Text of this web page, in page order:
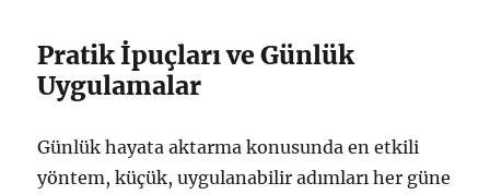
Pratik İpuçları ve Günlük
Uygulamalar
Günlük hayata aktarma konusunda en etkili
yöntem, küçük, uygulanabilir adımları her güne